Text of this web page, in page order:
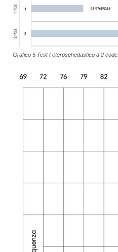
Grafico 5 Test t eteroschedastico a 2 code.